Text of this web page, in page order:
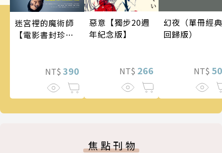
迷宮裡的魔術師
【電影書封珍藏
NT$ 390
惡意【獨步20週
年紀念版】
NT$ 266
幻夜（單冊經典
回歸版）
NT$
焦點刊物